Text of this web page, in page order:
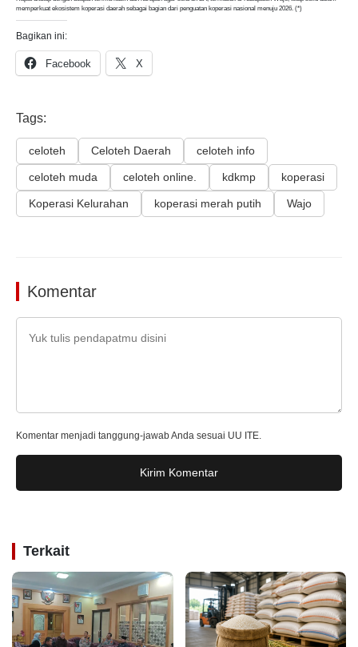
memperkuat ekosistem koperasi daerah sebagai bagian dari penguatan koperasi nasional menuju 2026. (*)
Bagikan ini:
Facebook X
Tags:
celoteh Celoteh Daerah celoteh info
celoteh muda celoteh online. kdkmp koperasi
Koperasi Kelurahan koperasi merah putih Wajo
Komentar
Komentar menjadi tanggung-jawab Anda sesuai UU ITE.
Kirim Komentar
Terkait